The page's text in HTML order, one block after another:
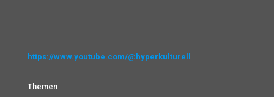
https://www.youtube.com/@hyperkulturell
Themen